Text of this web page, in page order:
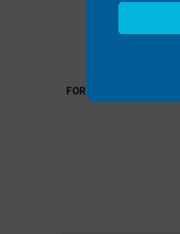
FORANKRINGSLYSBILDE